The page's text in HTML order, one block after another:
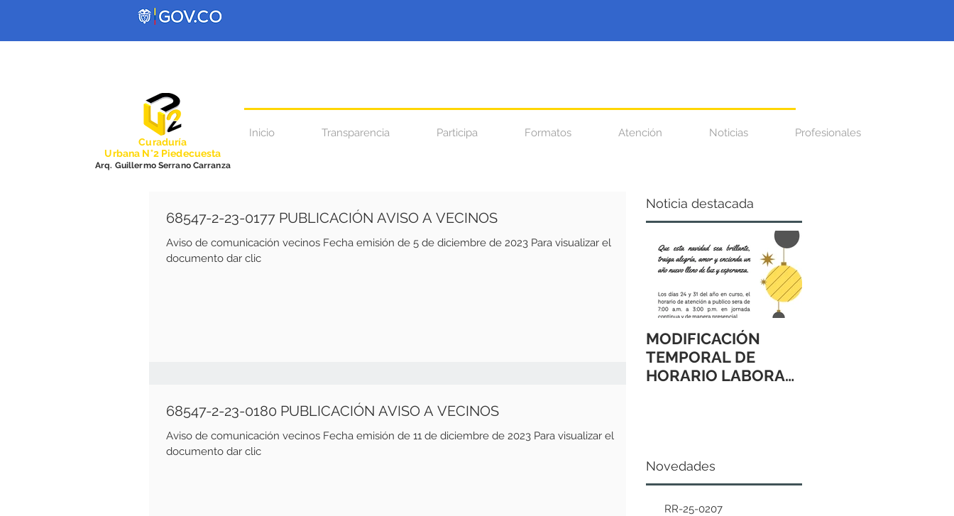
Inicio Transparencia Participa Formatos Atención Noticias Profesionales
Curaduría
Urbana N°2 Piedecuesta
Arq. Guillermo Serrano Carranza
68547-2-23-0177 PUBLICACIÓN AVISO A VECINOS
Aviso de comunicación vecinos Fecha emisión de 5 de diciembre de 2023 Para visualizar el
documento dar clic
68547-2-23-0180 PUBLICACIÓN AVISO A VECINOS
Aviso de comunicación vecinos Fecha emisión de 11 de diciembre de 2023 Para visualizar el
documento dar clic
Noticia destacada
MODIFICACIÓN
TEMPORAL DE
HORARIO LABORAL
Novedades
RR-25-0207